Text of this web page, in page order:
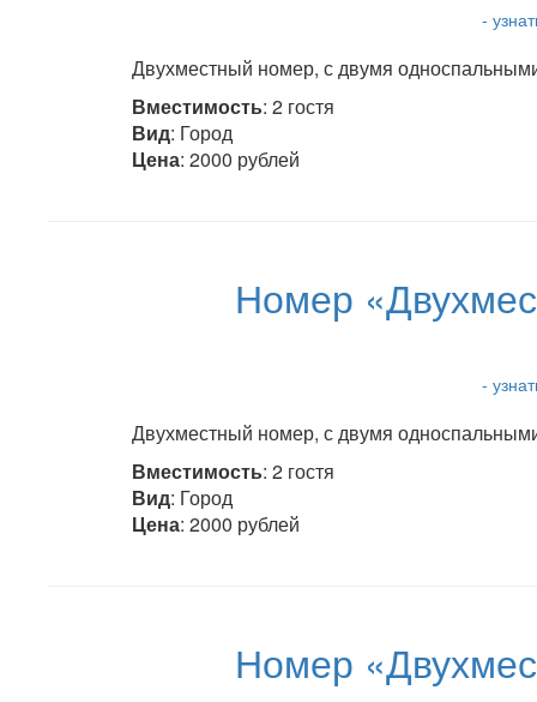
-
Двухместный номер, с двумя
Вместимость: 2 гостя
Вид: Город
Цена: 2000 рублей
Номер
-
Двухместный номер, с двумя
Вместимость: 2 гостя
Вид: Город
Цена: 2000 рублей
Номер